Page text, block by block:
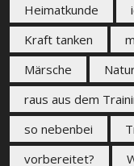
Heimatkunde
Kraft tanken
Märsche
raus aus dem
so nebenbei
vorbereitet?